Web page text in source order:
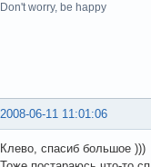
Don't worry, be happy
2008-06-11 11:01:06
Клево, спасиб большое )))